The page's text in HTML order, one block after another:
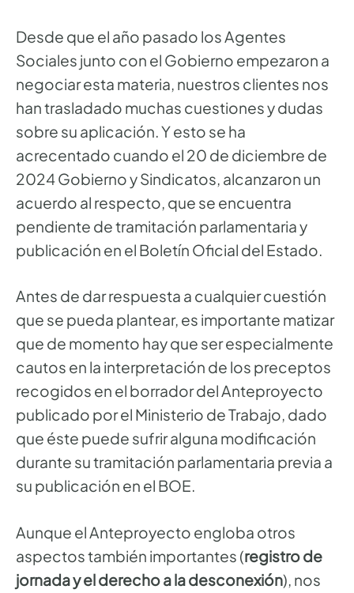
Desde que el año pasado los Agentes
Sociales junto con el Gobierno empezaron a
negociar esta materia, nuestros clientes nos
han trasladado muchas cuestiones y dudas
sobre su aplicación. Y esto se ha
acrecentado cuando el 20 de diciembre de
2024 Gobierno y Sindicatos, alcanzaron un
acuerdo al respecto, que se encuentra
pendiente de tramitación parlamentaria y
publicación en el Boletín Oficial del Estado.
Antes de dar respuesta a cualquier cuestión
que se pueda plantear, es importante matizar
que de momento hay que ser especialmente
cautos en la interpretación de los preceptos
recogidos en el borrador del Anteproyecto
publicado por el Ministerio de Trabajo, dado
que éste puede sufrir alguna modificación
durante su tramitación parlamentaria previa a
su publicación en el BOE.
Aunque el Anteproyecto engloba otros
aspectos también importantes (registro de
jornada y el derecho a la desconexión), nos